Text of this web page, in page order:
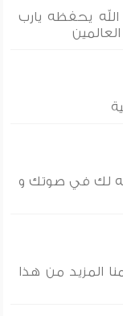
يحفظه يارب
لك في صوتك و
المزيد من هذا